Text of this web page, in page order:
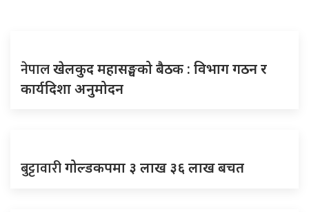
नेपालखेलकुद महासङ्घको बैठक : विभाग गठन र
कार्यदिशा अनुमोदन
बुट्टावारीगोल्डकपमा ३ लाख ३६ लाख बचत